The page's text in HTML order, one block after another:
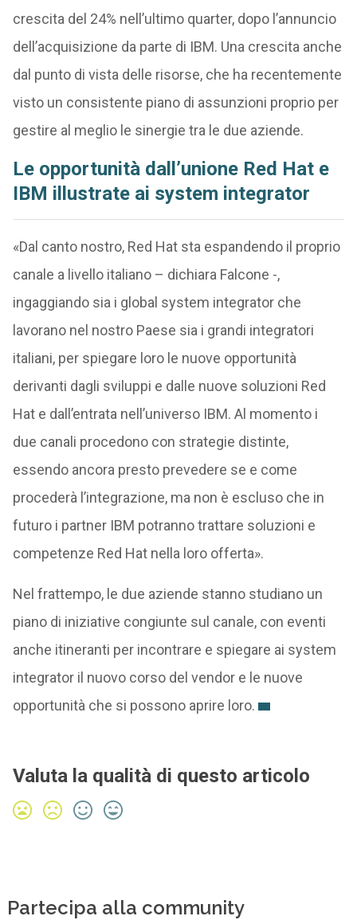
crescita del 24% nell’ultimo quarter, dopo l’annuncio
dell’acquisizione da parte di IBM. Una crescita anche
dal punto di vista delle risorse, che ha recentemente
visto un consistente piano di assunzioni proprio per
gestire al meglio le sinergie tra le due aziende.
Le opportunità dall’unione Red Hat e
IBM illustrate ai system integrator
«Dal canto nostro, Red Hat sta espandendo il proprio
canale a livello italiano – dichiara Falcone -,
ingaggiando sia i global system integrator che
lavorano nel nostro Paese sia i grandi integratori
italiani, per spiegare loro le nuove opportunità
derivanti dagli sviluppi e dalle nuove soluzioni Red
Hat e dall’entrata nell’universo IBM. Al momento i
due canali procedono con strategie distinte,
essendo ancora presto prevedere se e come
procederà l’integrazione, ma non è escluso che in
futuro i partner IBM potranno trattare soluzioni e
competenze Red Hat nella loro offerta».
Nel frattempo, le due aziende stanno studiano un
piano di iniziative congiunte sul canale, con eventi
anche itineranti per incontrare e spiegare ai system
integrator il nuovo corso del vendor e le nuove
opportunità che si possono aprire loro.
Valuta la qualità di questo articolo
Partecipa alla community